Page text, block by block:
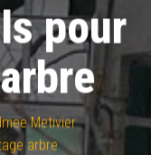
pour
Metivier
arbre